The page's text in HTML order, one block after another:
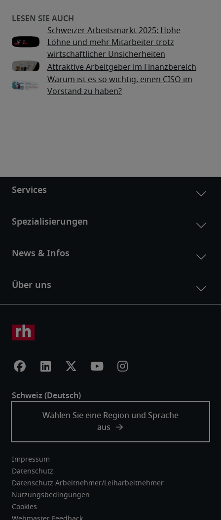
Schweizer Arbeitsmarkt 2025: Hohe
Löhne und mehr Mitarbeiter trotz
wirtschaftlicher Unsicherheiten
Attraktive Arbeitgeber im Finanzbereich
Warum ist es so wichtig, einen CISO im
Vorstand zu haben?
Impressum
Datenschutz
Datenschutz Arbeitnehmer/Leiharbeitnehmer
Nutzungsbedingungen
Cookies